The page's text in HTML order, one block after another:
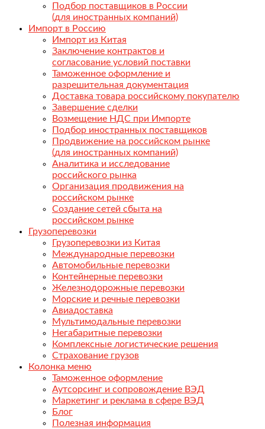
Подбор поставщиков в России
(для иностранных компаний)
Импорт в Россию
Импорт из Китая
Заключение контрактов и
согласование условий поставки
Таможенное оформление и
разрешительная документация
Доставка товара российскому покупателю
Завершение сделки
Возмещение НДС при Импорте
Подбор иностранных поставщиков
Продвижение на российском рынке
(для иностранных компаний)
Аналитика и исследование
российского рынка
Организация продвижения на
российском рынке
Создание сетей сбыта на
российском рынке
Грузоперевозки
Грузоперевозки из Китая
Международные перевозки
Автомобильные перевозки
Контейнерные перевозки
Железнодорожные перевозки
Морские и речные перевозки
Авиадоставка
Мультимодальные перевозки
Негабаритные перевозки
Комплексные логистические решения
Страхование грузов
Колонка меню
Таможенное оформление
Аутсорсинг и сопровождение ВЭД
Маркетинг и реклама в сфере ВЭД
Блог
Полезная информация